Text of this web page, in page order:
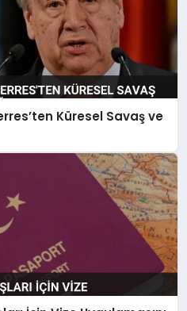
Küresel Savaş ve